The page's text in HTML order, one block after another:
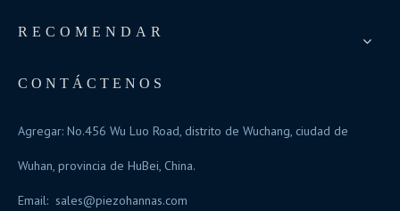
RECOMENDAR
CONTÁCTENOS
Agregar: No.456 Wu Luo Road, distrito de Wuchang, ciudad de
Wuhan, provincia de HuBei, China.
Email: sales@piezohannas.com